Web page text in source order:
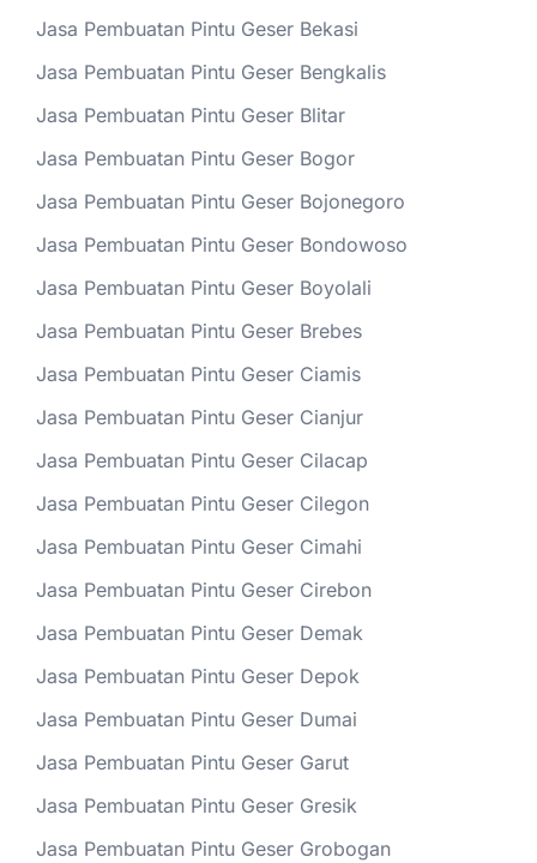
Jasa Pembuatan Pintu Geser Bekasi
Jasa Pembuatan Pintu Geser Bengkalis
Jasa Pembuatan Pintu Geser Blitar
Jasa Pembuatan Pintu Geser Bogor
Jasa Pembuatan Pintu Geser Bojonegoro
Jasa Pembuatan Pintu Geser Bondowoso
Jasa Pembuatan Pintu Geser Boyolali
Jasa Pembuatan Pintu Geser Brebes
Jasa Pembuatan Pintu Geser Ciamis
Jasa Pembuatan Pintu Geser Cianjur
Jasa Pembuatan Pintu Geser Cilacap
Jasa Pembuatan Pintu Geser Cilegon
Jasa Pembuatan Pintu Geser Cimahi
Jasa Pembuatan Pintu Geser Cirebon
Jasa Pembuatan Pintu Geser Demak
Jasa Pembuatan Pintu Geser Depok
Jasa Pembuatan Pintu Geser Dumai
Jasa Pembuatan Pintu Geser Garut
Jasa Pembuatan Pintu Geser Gresik
Jasa Pembuatan Pintu Geser Grobogan